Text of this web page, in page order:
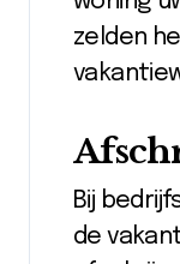
zelden
Bij
de